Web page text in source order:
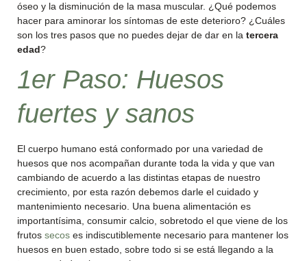
óseo y la disminución de la masa muscular. ¿Qué podemos
hacer para aminorar los síntomas de este deterioro? ¿Cuáles
son los tres pasos que no puedes dejar de dar en la tercera
edad?
1er Paso: Huesos
fuertes y sanos
El cuerpo humano está conformado por una variedad de
huesos que nos acompañan durante toda la vida y que van
cambiando de acuerdo a las distintas etapas de nuestro
crecimiento, por esta razón debemos darle el cuidado y
mantenimiento necesario. Una buena alimentación es
importantísima, consumir calcio, sobretodo el que viene de los
frutos secos es indiscutiblemente necesario para mantener los
huesos en buen estado, sobre todo si se está llegando a la